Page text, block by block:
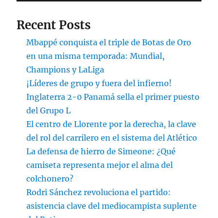
Recent Posts
Mbappé conquista el triple de Botas de Oro
en una misma temporada: Mundial,
Champions y LaLiga
¡Líderes de grupo y fuera del infierno!
Inglaterra 2-0 Panamá sella el primer puesto
del Grupo L
El centro de Llorente por la derecha, la clave
del rol del carrilero en el sistema del Atlético
La defensa de hierro de Simeone: ¿Qué
camiseta representa mejor el alma del
colchonero?
Rodri Sánchez revoluciona el partido:
asistencia clave del mediocampista suplente